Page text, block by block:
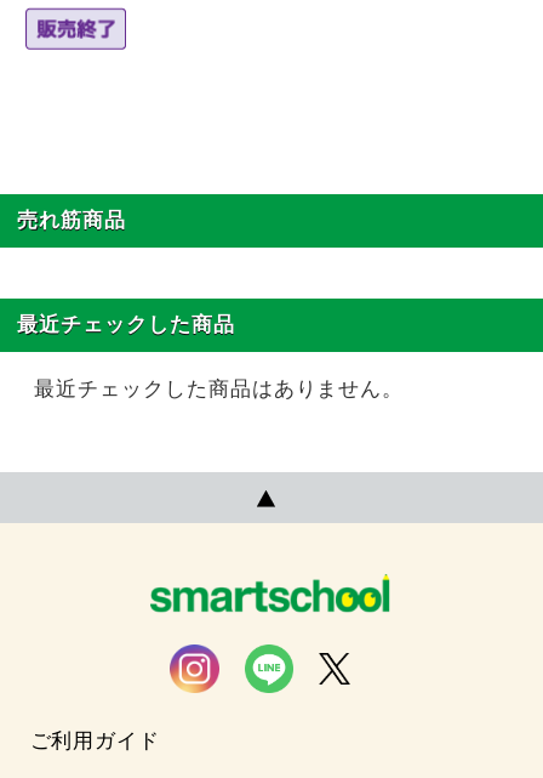
売れ筋商品
最近チェックした商品
最近チェックした商品はありません。
ご利用ガイド